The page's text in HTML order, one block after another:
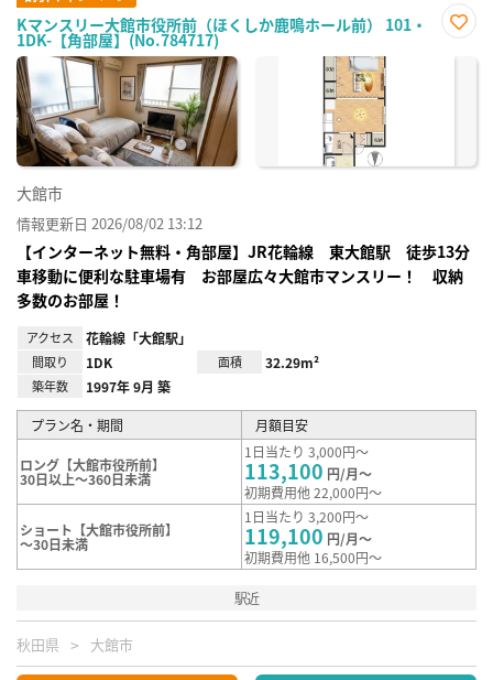
Kマンスリー大館市役所前（ほくしか鹿鳴ホール前） 101・
1DK-【角部屋】(No.784717)
に入
大館市
情報更新日 2026/08/02 13:12
【インターネット無料・角部屋】JR花輪線 東大館駅 徒歩13分
車移動に便利な駐車場有 お部屋広々大館市マンスリー！ 収納
多数のお部屋！
アクセス 花輪線「大館駅」
間取り 1DK 面積 32.29m²
築年数 1997年 9月 築
プラン名・期間 月額目安
ロング【大館市役所前】
30日以上～360日未満
1日当たり 3,000円～
113,100 円/月～
初期費用他 22,000円～
ショート【大館市役所前】
～30日未満
1日当たり 3,200円～
119,100 円/月～
初期費用他 16,500円～
駅近
秋田県 大館市